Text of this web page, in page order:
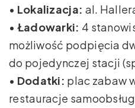
• Lokalizacja: al.
• Ładowarki: 4
możliwość podpięcia
do pojedynczej stacji
• Dodatki: plac zabaw
restauracje